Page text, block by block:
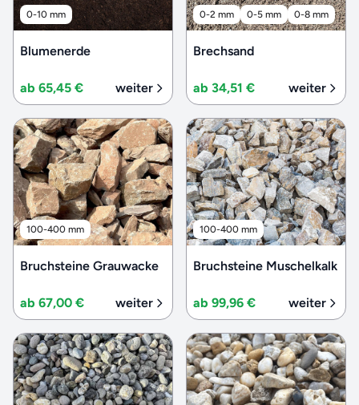
0-10 mm
Blumenerde
ab 65,45 € weiter
0-2 mm 0-5 mm 0-8 mm
Brechsand
ab 34,51 € weiter
100-400 mm
Bruchsteine Grauwacke
ab 67,00 € weiter
100-400 mm
Bruchsteine Muschelkalk
ab 99,96 € weiter